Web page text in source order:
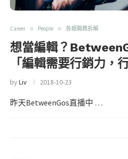
Career People 各類職務拆解
想當編輯？
「編輯需要行銷力，
byLiv 2018-10-23
昨天BetweenGos直播中 …